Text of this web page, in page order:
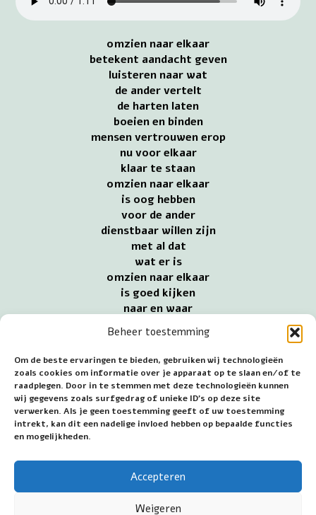
Beheer toestemming
Om de beste ervaringen te bieden, gebruiken wij technologieën
zoals cookies om informatie over je apparaat op te slaan en/of te
raadplegen. Door in te stemmen met deze technologieën kunnen
wij gegevens zoals surfgedrag of unieke ID's op deze site
verwerken. Als je geen toestemming geeft of uw toestemming
intrekt, kan dit een nadelige invloed hebben op bepaalde functies
en mogelijkheden.
Accepteren
Weigeren
omzien naar elkaar
betekent aandacht geven
luisteren naar wat
de ander vertelt
de harten laten
boeien en binden
mensen vertrouwen erop
nu voor elkaar
klaar te staan
omzien naar elkaar
is oog hebben
voor de ander
dienstbaar willen zijn
met al dat
wat er is
omzien naar elkaar
is goed kijken
naar en waar
elkaar te helpen
samen te werken
een steuntje zijn
door te geven
omzien naar elkaar
gebeurt in stilte
steeds blijven geloven
dat er altijd
met voorbeeld maria
Datum eerste publicatie: 8 januari 2025